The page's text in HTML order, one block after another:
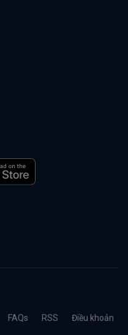
FAQs RSS Điều khoản